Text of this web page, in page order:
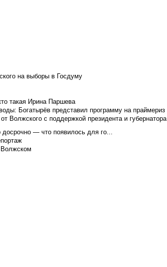
на выборы в Госдуму
такая Ирина Паршева
Богатырёв представил программу на праймериз
Волжского с поддержкой президента и губернатора
досрочно — что появилось для го...
Волжском